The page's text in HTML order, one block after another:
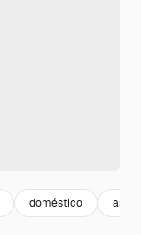
doméstico